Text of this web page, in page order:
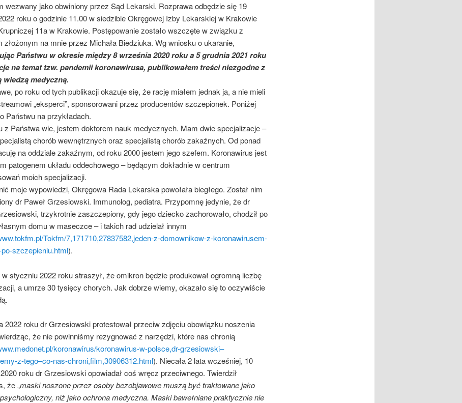
wezwany jako obwiniony przez Sąd Lekarski. Rozprawa odbędzie się 19
roku o godzinie 11.00 w siedzibie Okręgowej Izby Lekarskiej w Krakowie
11a w Krakowie. Postępowanie zostało wszczęte w związku z
złożonym na mnie przez Michała Biedziuka. Wg wniosku o ukaranie,
Państwu w okresie między 8 września 2020 roku a 5 grudnia 2021 roku
na temat tzw. pandemii koronawirusa, publikowałem treści niezgodne z
wiedzą medyczną.
po roku od tych publikacji okazuje się, że rację miałem jednak ja, a nie mieli
„eksperci”, sponsorowani przez producentów szczepionek. Poniżej
Państwu na przykładach.
z Państwa wie, jestem doktorem nauk medycznych. Mam dwie specjalizacje –
chorób wewnętrznych oraz specjalistą chorób zakaźnych. Od ponad
na oddziale zakaźnym, od roku 2000 jestem jego szefem. Koronawirus jest
patogenem układu oddechowego – będącym dokładnie w centrum
moich specjalizacji.
moje wypowiedzi, Okręgowa Rada Lekarska powołała biegłego. Został nim
dr Paweł Grzesiowski. Immunolog, pediatra. Przypomnę jedynie, że dr
trzykrotnie zaszczepiony, gdy jego dziecko zachorowało, chodził po
domu w maseczce – i takich rad udzielał innym
Tokfm/7,171710,27837582,jeden-z-domownikow-z-koronawirusem-
szczepieniu.html).
styczniu 2022 roku straszył, że omikron będzie produkował ogromną liczbę
a umrze 30 tysięcy chorych. Jak dobrze wiemy, okazało się to oczywiście
2022 roku dr Grzesiowski protestował przeciw zdjęciu obowiązku noszenia
że nie powinniśmy rezygnować z narzędzi, które nas chronią
koronawirus/koronawirus-w-polsce,dr-grzesiowski–
z-tego–co-nas-chroni,film,30906312.html). Niecała 2 lata wcześniej, 10
roku dr Grzesiowski opowiadał coś wręcz przeciwnego. Twierdził
że „maski noszone przez osoby bezobjawowe muszą być traktowane jako
niż jako ochrona medyczna. Maski bawełniane praktycznie nie